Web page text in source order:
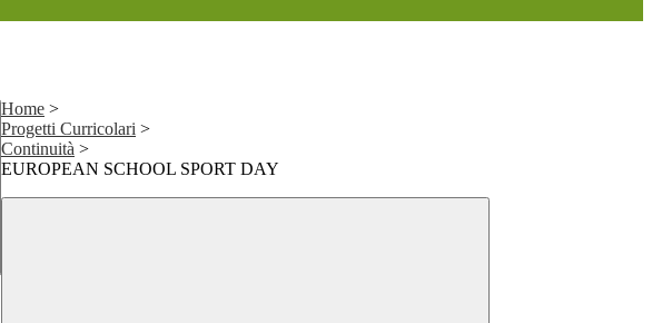
Home >
Progetti Curricolari >
Continuità >
EUROPEAN SCHOOL SPORT DAY